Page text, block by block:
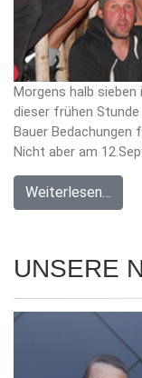
Morgens halb sieben
dieser frühen
Bauer Bedachungen
Nicht aber am
Weiterlesen…
UNSERE